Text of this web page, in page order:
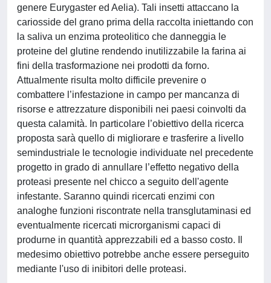
genere Eurygaster ed Aelia). Tali insetti attaccano la
cariosside del grano prima della raccolta iniettando con
la saliva un enzima proteolitico che danneggia le
proteine del glutine rendendo inutilizzabile la farina ai
fini della trasformazione nei prodotti da forno.
Attualmente risulta molto difficile prevenire o
combattere l’infestazione in campo per mancanza di
risorse e attrezzature disponibili nei paesi coinvolti da
questa calamità. In particolare l’obiettivo della ricerca
proposta sarà quello di migliorare e trasferire a livello
semindustriale le tecnologie individuate nel precedente
progetto in grado di annullare l’effetto negativo della
proteasi presente nel chicco a seguito dell'agente
infestante. Saranno quindi ricercati enzimi con
analoghe funzioni riscontrate nella transglutaminasi ed
eventualmente ricercati microrganismi capaci di
produrne in quantità apprezzabili ed a basso costo. Il
medesimo obiettivo potrebbe anche essere perseguito
mediante l'uso di inibitori delle proteasi.